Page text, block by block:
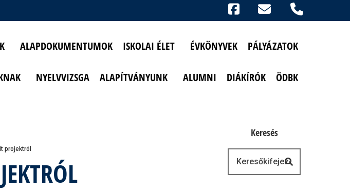
ALAPDOKUMENTUMOK ISKOLAI ÉLET ÉVKÖNYVEK PÁLYÁZATOK
NYELVVIZSGA ALAPÍTVÁNYUNK ALUMNI DIÁKÍRÓK ÖDBK
projektról
Keresés